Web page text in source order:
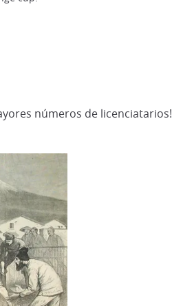
números de licenciatarios!